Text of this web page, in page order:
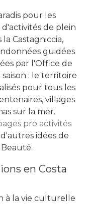
pour les
de plein
Castagniccia,
guidées
par l'Office de
: le territoire
pour tous les
villages
sur la mer.
pro activités
idées de
en Costa
à la vie culturelle